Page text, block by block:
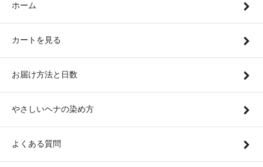
ホーム
カートを見る
お届け方法と日数
やさしいヘナの染め方
よくある質問